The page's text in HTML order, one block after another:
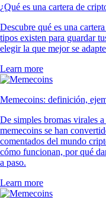
¿Qué es una cartera de
Descubre qué es una
tipos existen para guardar
elegir la que mejor se
Learn more
Memecoins: definición,
De simples bromas virales
memecoins se han
comentados del mundo
cómo funcionan, por qué
a paso.
Learn more